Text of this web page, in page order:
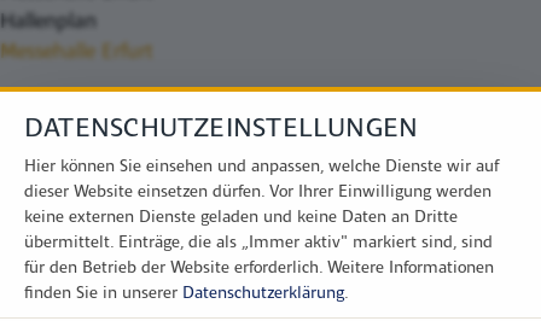
Hallenplan
Messehalle Erfurt
DATENSCHUTZEINSTELLUNGEN
Hier können Sie einsehen und anpassen, welche Dienste wir auf
dieser Website einsetzen dürfen. Vor Ihrer Einwilligung werden
keine externen Dienste geladen und keine Daten an Dritte
übermittelt. Einträge, die als „Immer aktiv" markiert sind, sind
für den Betrieb der Website erforderlich. Weitere Informationen
finden Sie in unserer Datenschutzerklärung.